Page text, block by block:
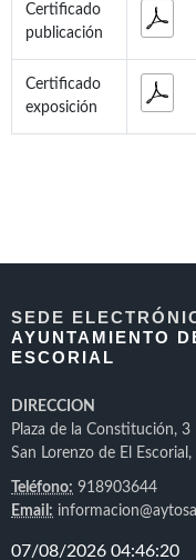
Certificado
publicación
Certificado
exposición
SEDE
AYUNTAMIENTO
ESCORIAL
DIRECCION
Plaza de la Constitución, 3
San Lorenzo de El
Teléfono: 918903644
Email: